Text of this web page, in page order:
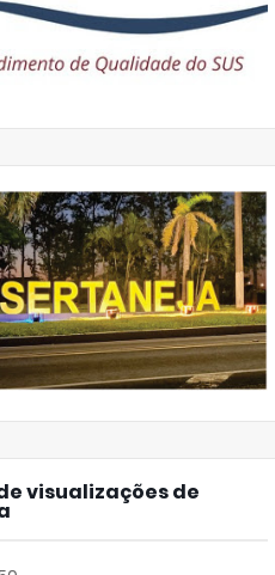
visualizações de